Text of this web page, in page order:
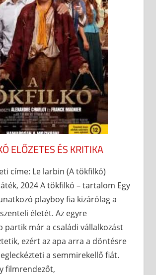
ELŐZETES ÉS KRITIKA
címe: Le larbin (A tökfilkó)
2024 A tökfilkó – tartalom Egy
playboy fia kizárólag a
életét. Az egyre
partik már a családi vállalkozást
ezért az apa arra a döntésre
a semmirekellő fiát.
filmrendezőt,